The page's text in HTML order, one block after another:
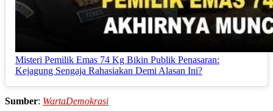
Misteri Pemilik Emas 74 Kg Bikin Publik Penasaran:
Kejagung Sengaja Rahasiakan Demi Alasan Ini?
Sumber: WartaDemokrasi